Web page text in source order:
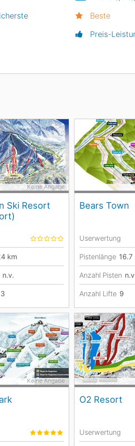
Ski Resort
Keine Angabe
km
n.v.
Bears Town
Userwertung
Pistenlänge 16.7
Anzahl Pisten
Anzahl Lifte 9
Keine Angabe
O2 Resort
Userwertung
Beste
Preis-